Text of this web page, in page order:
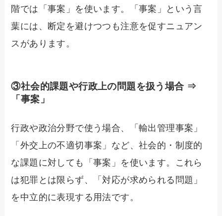
階では「事案」を使います。「事案」という言
葉には、断定を避けつつも注意を促すニュアン
スがあります。
③社会的課題や行政上の問題を扱う場合 ⇒
「事案」
行政や政治分野で使う場合、「輸出管理事案」
「外交上の不適切事案」など、社会的・制度的
な課題に対しても「事案」を使います。これら
は犯罪とは限らず、「対応が求められる問題」
を中立的に表現する用法です。